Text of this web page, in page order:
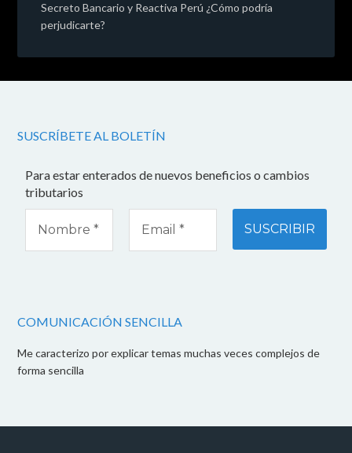
Secreto Bancario y Reactiva Perú ¿Cómo podría
perjudicarte?
SUSCRÍBETE AL BOLETÍN
Para estar enterados de nuevos beneficios o cambios
tributarios
COMUNICACIÓN SENCILLA
Me caracterizo por explicar temas muchas veces complejos de
forma sencilla